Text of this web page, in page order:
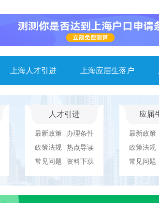
上海人才引进 上海应届生落户
人才引进
最新政策
办理条件
政策法规
热点导读
常见问题
资料下载
应届
最新政策
政策法规
常见问题